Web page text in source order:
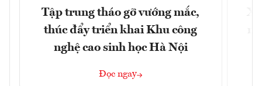
Tập trung tháo gỡ vướng mắc,
thúc đẩy triển khai Khu công
nghệ cao sinh học Hà Nội
Đọc ngay